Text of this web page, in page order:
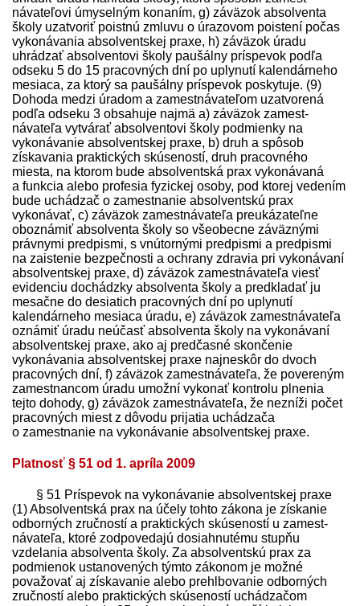
návateľovi úmyselným konaním, g) záväzok absolventa
školy uzatvoriť poistnú zmluvu o úrazovom poistení počas
vykonávania absolventskej praxe, h) záväzok úradu
uhrádzať absolventovi školy paušálny príspevok podľa
odseku 5 do 15 pracovných dní po uplynutí kalendárneho
mesiaca, za ktorý sa paušálny príspevok poskytuje. (9)
Dohoda medzi úradom a zamest­návateľom uzatvorená
podľa odseku 3 obsahuje najmä a) záväzok zamest­
návateľa vytvárať absolventovi školy podmienky na
vykonávanie absolventskej praxe, b) druh a spôsob
získavania praktických skúseností, druh pracovného
miesta, na ktorom bude absolventská prax vykonávaná
a funkcia alebo profesia fyzickej osoby, pod ktorej vedením
bude uchádzač o zamestnanie absolventskú prax
vykonávať, c) záväzok zamest­návateľa preukázateľne
oboznámiť absolventa školy so všeobecne záväznými
právnymi pred­pismi, s vnútornými pred­pismi a pred­pismi
na zaistenie bezpečnosti a ochrany zdravia pri vykonávaní
absolventskej praxe, d) záväzok zamest­návateľa viesť
evidenciu dochádzky absolventa školy a pred­kladať ju
mesačne do desiatich pracovných dní po uplynutí
kalendárneho mesiaca úradu, e) záväzok zamest­návateľa
oznámiť úradu neúčasť absolventa školy na vykonávaní
absolventskej praxe, ako aj predčasné skončenie
vykonávania absolventskej praxe najneskôr do dvoch
pracovných dní, f) záväzok zamest­návateľa, že povereným
zamestnancom úradu umožní vykonať kontrolu plnenia
tejto dohody, g) záväzok zamest­návateľa, že nezníži počet
pracovných miest z dôvodu prijatia uchádzača
o zamestnanie na vykonávanie absolventskej praxe.
Platnosť § 51 od 1. apríla 2009
§ 51 Príspevok na vykonávanie absolventskej praxe
(1) Absolventská prax na účely tohto zákona je získanie
odborných zručností a praktických skúseností u zamest­
návateľa, ktoré zodpovedajú dosiahnutému stupňu
vzdelania absolventa školy. Za absolventskú prax za
podmienok ustanovených týmto zákonom je možné
považovať aj získavanie alebo prehlbovanie odborných
zručností alebo praktických skúseností uchádzačom